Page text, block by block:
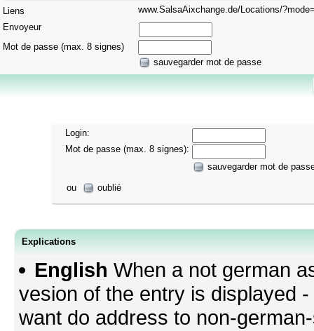
Liens
www.SalsaAixchange.de/Locations/
Envoyeur
Mot de passe (max. 8 signes)
sauvegarder mot de passe
Login:
Mot de passe (max. 8 signes):
sauvegarder mot de
ou
oublié
Explications
English When a not german
vesion of the entry is displayed
want do address to non-